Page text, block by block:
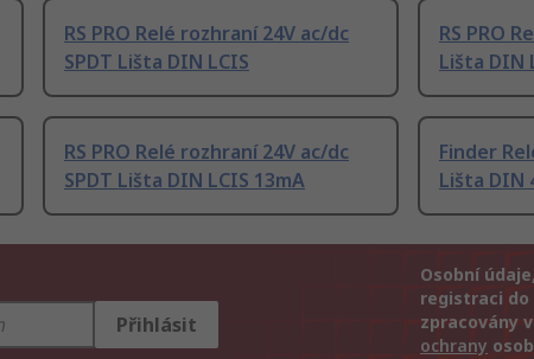
RS PRO Relé rozhraní 24V ac/dc
SPDT Lišta DIN LCIS
RS PRO
Lišta DIN
RS PRO Relé rozhraní 24V ac/dc
SPDT Lišta DIN LCIS 13mA
Finder
Lišta DIN
Přihlásit
Osobní
registraci
zpracovány
ochrany